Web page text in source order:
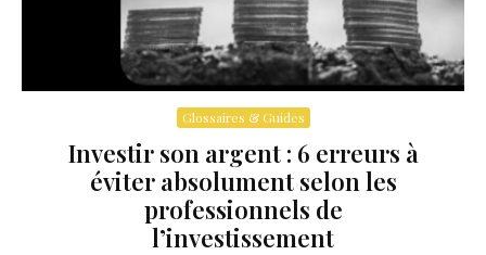
Glossaires & Guides
Investir son argent : 6 erreurs à
éviter absolument selon les
professionnels de
l’investissement